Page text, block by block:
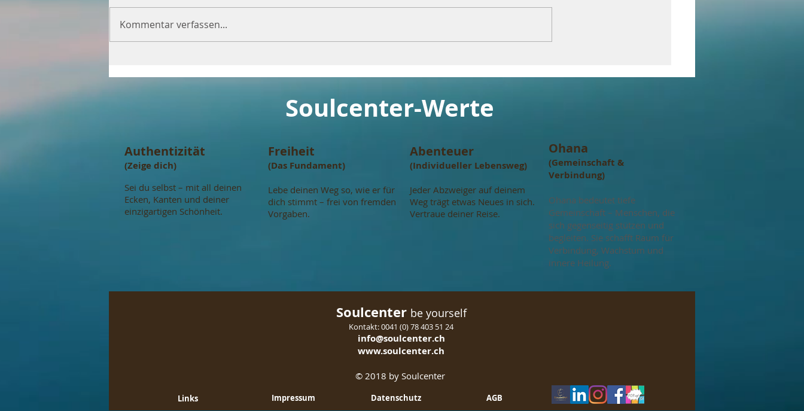
Baby steps
Kommentar verfassen...
Soulcenter-Werte
Authentizität
(Zeige dich)
Sei du selbst – mit all deinen
Ecken, Kanten und deiner
einzigartigen Schönheit.
Freiheit
(Das Fundament)
Lebe deinen Weg so, wie er für
dich stimmt – frei von fremden
Vorgaben.
Abenteuer
(Individueller Lebensweg)
Jeder Abzweiger auf deinem
Weg trägt etwas Neues in sich.
Vertraue deiner Reise.
Ohana
(Gemeinschaft &
Verbindung)
Ohana bedeutet tiefe
Gemeinschaft – Menschen, die
sich gegenseitig stützen und
begleiten. Sie schafft Raum für
Verbindung, Wachstum und
innere Heilung.
Links
Soulcenter be yourself
Kontakt: 0041 (0) 78 403 51 24
info@soulcenter.ch
www.soulcenter.ch
© 2018 by Soulcenter
Impressum Datenschutz AGB